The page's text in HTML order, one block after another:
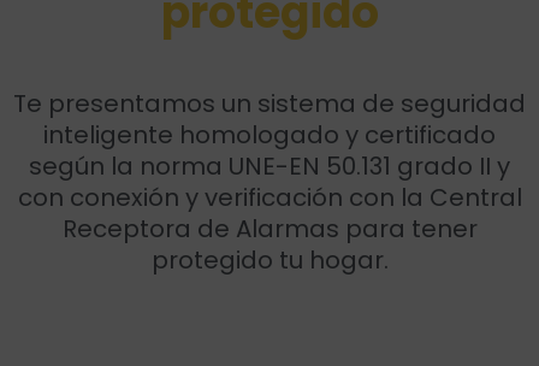
protegido
Te presentamos un sistema de seguridad
inteligente homologado y certificado
según la norma UNE-EN 50.131 grado II y
con conexión y verificación con la Central
Receptora de Alarmas para tener
protegido tu hogar.